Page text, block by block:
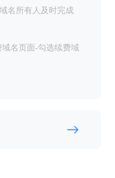
名所有人及时完成
名页面-勾选续费域